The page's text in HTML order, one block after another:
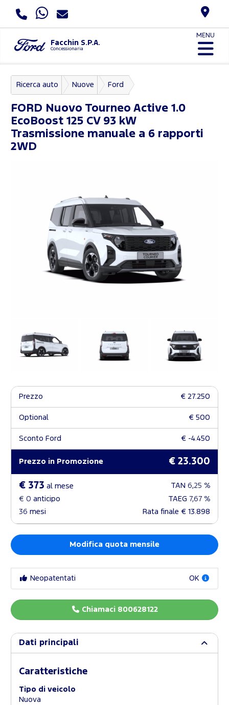
Facchin S.P.A.
Concessionaria
MENU
Ricerca auto Nuove Ford
Nuovo Tourneo Courier
FORD Nuovo Tourneo Active 1.0
EcoBoost 125 CV 93 kW
Trasmissione manuale a 6 rapporti
2WD
Prezzo € 27.250
Optional € 500
Sconto Ford € -4.450
Prezzo in Promozione € 23.300
€ 373 al mese TAN 6,25 %
€ 0 anticipo TAEG 7,67 %
36 mesi Rata finale € 13.898
Modifica quota mensile
Neopatentati OK
Chiamaci 800628122
Dati principali
Caratteristiche
Tipo di veicolo
Nuova